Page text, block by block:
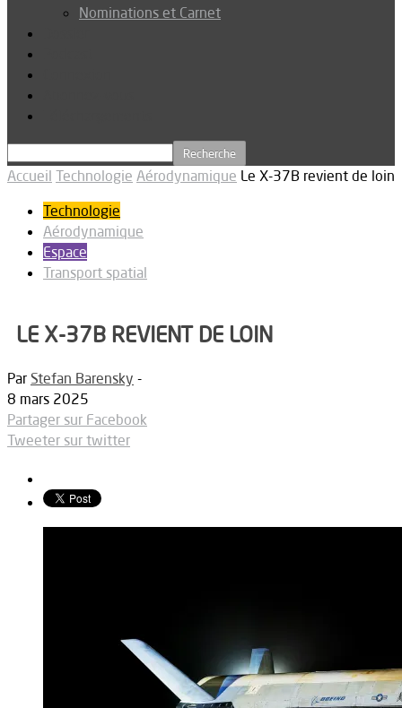
Nominations et Carnet
Accueil Technologie Aérodynamique Le X-37B revient de loin
Technologie
Aérodynamique
Espace
Transport spatial
LE X-37B REVIENT DE LOIN
Par Stefan Barensky -
8 mars 2025
Partager sur Facebook
Tweeter sur twitter